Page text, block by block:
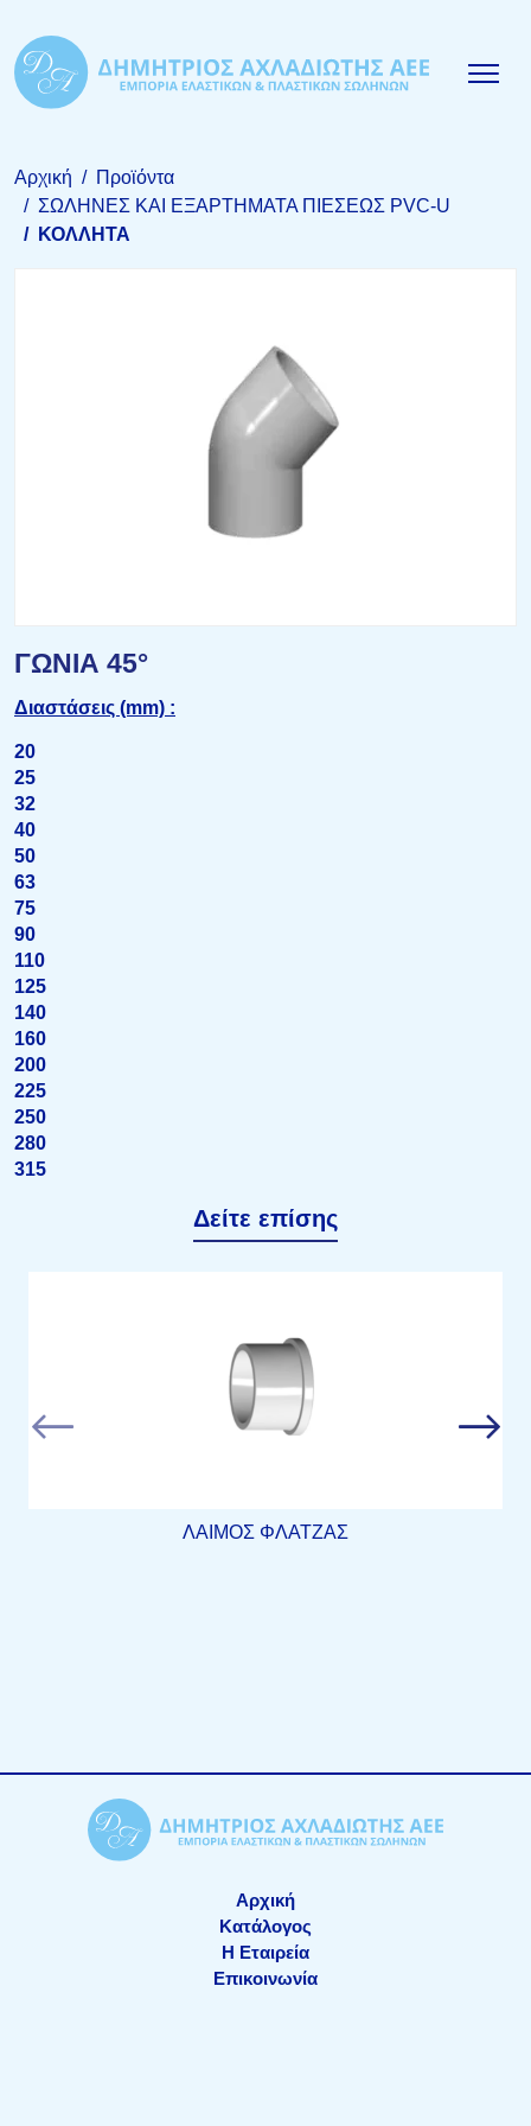
Αρχική
Προϊόντα
ΣΩΛΗΝΕΣ ΚΑΙ ΕΞΑΡΤΗΜΑΤΑ ΠΙΕΣΕΩΣ PVC-U
ΚΟΛΛΗΤΑ
ΓΩΝΙΑ 45°
Διαστάσεις (mm) :
20
25
32
40
50
63
75
90
110
125
140
160
200
225
250
280
315
Δείτε επίσης
ΛΑΙΜΟΣ ΦΛΑΤΖΑΣ
Αρχική
Κατάλογος
Η Εταιρεία
Επικοινωνία